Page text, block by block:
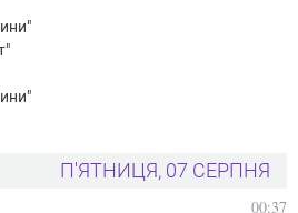
П'ЯТНИЦЯ, 07 СЕРПНЯ
00:37